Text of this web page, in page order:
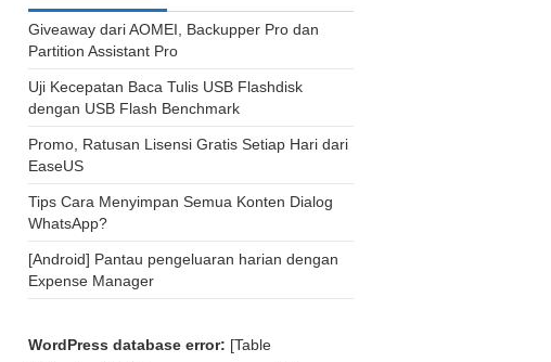
Giveaway dari AOMEI, Backupper Pro dan
Partition Assistant Pro
Uji Kecepatan Baca Tulis USB Flashdisk
dengan USB Flash Benchmark
Promo, Ratusan Lisensi Gratis Setiap Hari dari
EaseUS
Tips Cara Menyimpan Semua Konten Dialog
WhatsApp?
[Android] Pantau pengeluaran harian dengan
Expense Manager
WordPress database error: [Table